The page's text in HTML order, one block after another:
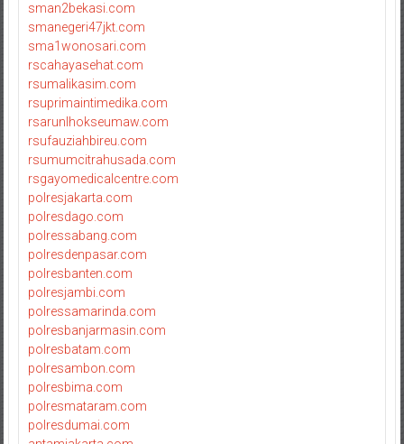
sman2bekasi.com
smanegeri47jkt.com
sma1wonosari.com
rscahayasehat.com
rsumalikasim.com
rsuprimaintimedika.com
rsarunlhokseumaw.com
rsufauziahbireu.com
rsumumcitrahusada.com
rsgayomedicalcentre.com
polresjakarta.com
polresdago.com
polressabang.com
polresdenpasar.com
polresbanten.com
polresjambi.com
polressamarinda.com
polresbanjarmasin.com
polresbatam.com
polresambon.com
polresbima.com
polresmataram.com
polresdumai.com